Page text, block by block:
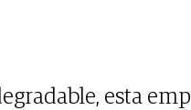
esta